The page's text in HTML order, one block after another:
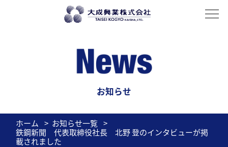
私たちについて
Business domain 事業紹介
電磁鋼板加工
News
お知らせ
ホーム
お知らせ一覧
鉄鋼新聞 代表取締役社長 北野 登のインタビューが掲
載されました